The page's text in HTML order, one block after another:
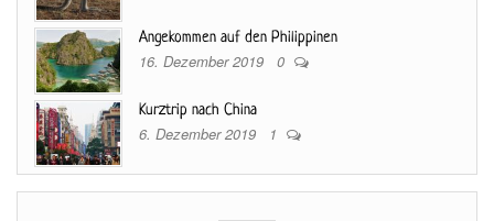
Angekommen auf den Philippinen
16. Dezember 2019 0
Kurztrip nach China
6. Dezember 2019 1